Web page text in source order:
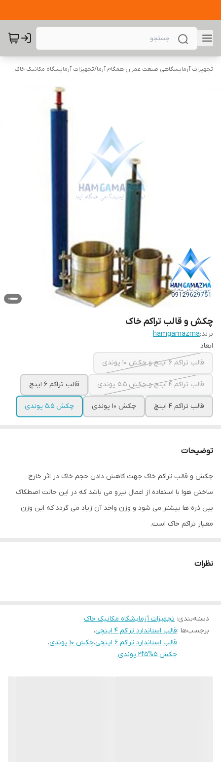
تجهیزات آزمایشگاهی صنعت عمران همگام آزما/تجهیزات آزمایشگاه مکانیک خاک
چکش و قالب تراکم خاک
برند:hamgamazma
ابعاد
قالب تراکم 6 اینچ و چکش 10 پوندی
قالب تراکم 4 اینچ و چکش 5.5 پوندی قالب تراکم 6 اینچ
قالب تراکم 4 اینچ چکش 10 پوندی چکش 5.5 پوندی
توضیحات
چکش و قالب تراکم خاک جهت کاهش دادن حجم خاک در اثر خارج
ساختن هوا با استفاده از اعمال نیرو می باشد که در اين حالت اصطکاک
بین ذره ها بیشتر می شود و وزن واحد آن زياد می گردد که اين وزن
معیار تراکم خاک است.
روش استاندارد و اصلاح شده انجام می شود. قالب تراکم سیلندر داخل
قالب ها از جنس فولاد آبکاری شده
چکش ها از جنس رنگ کوره ای مقاوم یا الکترواستاتیک
نظرات
دسته‌بندی: تجهیزات آزمایشگاه مکانیک خاک
برچسب‌ها :قالب استاندارد تراکم 4 اینچی
،
قالب استاندارد تراکم 6 اینچی
،چکش 10 پوندی
،
چکش 5%2f5 پوندی